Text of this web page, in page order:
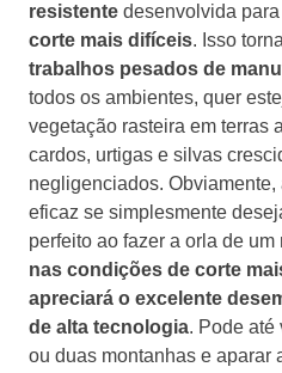
resistente desenvolvida para
corte mais difíceis. Isso
trabalhos pesados ​​de
todos os ambientes, quer
vegetação rasteira em terras
cardos, urtigas e silvas
negligenciados.
eficaz se simplesmente
perfeito ao fazer a orla de
nas condições de corte
apreciará o excelente
de alta tecnologia. Pode até
ou duas montanhas e aparar